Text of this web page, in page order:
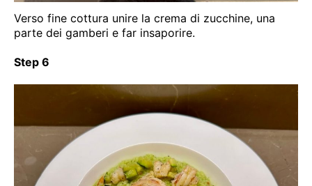
Verso fine cottura unire la crema di zucchine, una
parte dei gamberi e far insaporire.
Step 6